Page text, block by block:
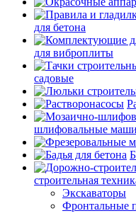
для бетона
для виброплиты
садовые
шлифовальные
строительная
Экскаваторы
Фронтальные